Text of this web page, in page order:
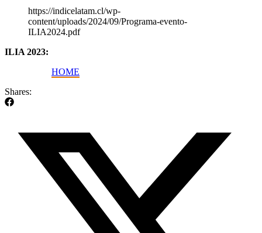
https://indicelatam.cl/wp-
content/uploads/2024/09/Programa-evento-
ILIA2024.pdf
ILIA 2023:
HOME
Shares: